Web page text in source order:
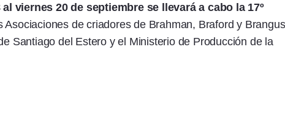
viernes 20 de septiembre se llevará a cabo la 17º
Asociaciones de criadores de Brahman, Braford y
Santiago del Estero y el Ministerio de Producción de la